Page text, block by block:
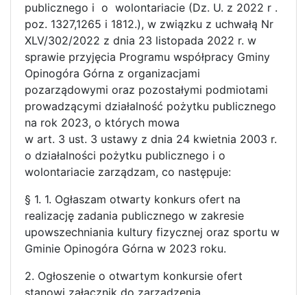
publicznego i o wolontariacie (Dz. U. z 2022 r .
poz. 1327,1265 i 1812.), w związku z uchwałą Nr
XLV/302/2022 z dnia 23 listopada 2022 r. w
sprawie przyjęcia Programu współpracy Gminy
Opinogóra Górna z organizacjami
pozarządowymi oraz pozostałymi podmiotami
prowadzącymi działalność pożytku publicznego
na rok 2023, o których mowa
w art. 3 ust. 3 ustawy z dnia 24 kwietnia 2003 r.
o działalności pożytku publicznego i o
wolontariacie zarządzam, co następuje:
§ 1. 1. Ogłaszam otwarty konkurs ofert na
realizację zadania publicznego w zakresie
upowszechniania kultury fizycznej oraz sportu w
Gminie Opinogóra Górna w 2023 roku.
2. Ogłoszenie o otwartym konkursie ofert